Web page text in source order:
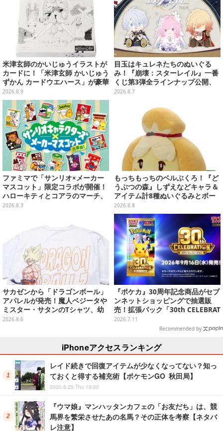
米津玄師のかいじゅうイラストが
カードに！「米津玄師 かいじゅう
ずかん カードウエハース」が豪華
ラインナップ
2026.8.9
目玉はキュレネたちのぬいぐる
み！『崩壊：スターレイル』一番
くじ第3弾全ラインナップ公開、
美麗ビジュアルのアクリルボード
2026.8.7
ファミマで「サンリオ×メーカー
マスコット」限定コラボが開催！
ハローキティとコアラのマーチ、
ハンギョドンと出前坊やなど全26
2026.8.3
もっちもっちのベルぶくろ！『ど
うぶつの森』しずえなどキャラ＆
アイテム計8種ぬいぐるみとボー
ルチェーン付きマスコットが発売
2026.8.8
サカゼンから「ドラゴンボール」
アパレルが発売！魔人ベジータや
ミスター・サタンのTシャツ、幼
少期悟空のパーカーなど幅広いデ
2026.8.6
『ポケカ』30周年記念商品がセブ
ンネットショッピングで抽選販
売！拡張パック「30th CELEBRAT
ION」と「エーフィ・ブラッキー
セット」が対象
2026.7.11
Recommended by
iPhoneアクセスランキング
レイド続きで回復アイテムが少なくなってない？知っ
ておくと得する補充術【ポケモンGO 秋田局】
2020.6.25 Thu 19:00
『ウマ娘』マンハッタンカフェの「お友だち」は、競
馬界を繁栄させたあの名馬？その正体を考察【ネタバ
レ注意】